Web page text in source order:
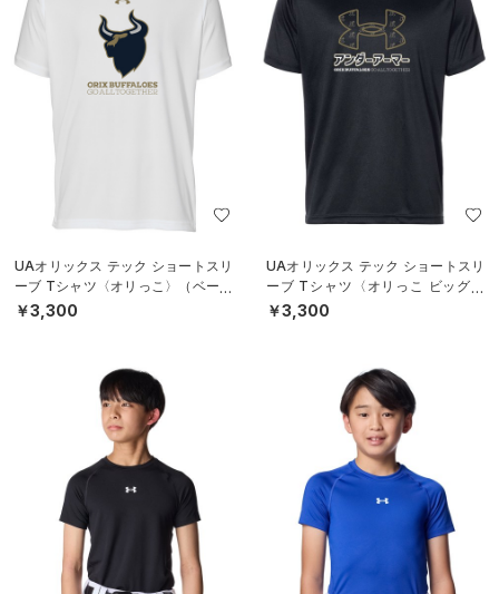
UAオリックス テック ショートスリ
ーブ Tシャツ〈オリっこ〉（ベース
ボール/KIDS）
￥3,300
UAオリックス テック ショートスリ
ーブ Tシャツ〈オリっこ ビッグロ
ゴ〉（ベースボール/KIDS）
￥3,300